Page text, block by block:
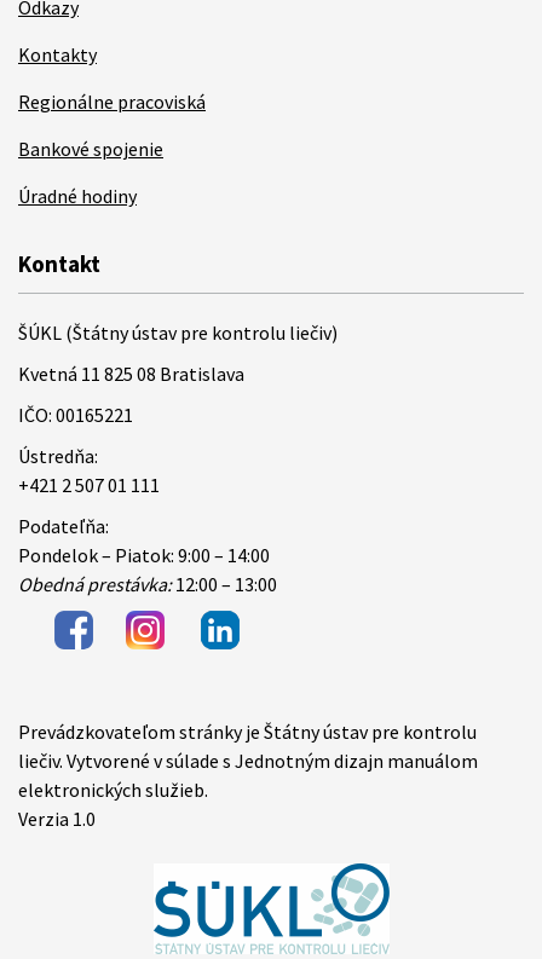
Odkazy
Kontakty
Regionálne pracoviská
Bankové spojenie
Úradné hodiny
Kontakt
ŠÚKL (Štátny ústav pre kontrolu liečiv)
Kvetná 11 825 08 Bratislava
IČO: 00165221
Ústredňa:
+421 2 507 01 111
Podateľňa:
Pondelok – Piatok: 9:00 – 14:00
Obedná prestávka:12:00 – 13:00
Items
Prevádzkovateľom stránky je Štátny ústav pre kontrolu
liečiv. Vytvorené v súlade s Jednotným dizajn manuálom
elektronických služieb.
Verzia 1.0